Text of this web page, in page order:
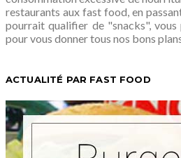
restaurants aux fast food, en
pourrait qualifier de "snacks",
pour vous donner tous nos bons
ACTUALITÉ PAR FAST FOOD